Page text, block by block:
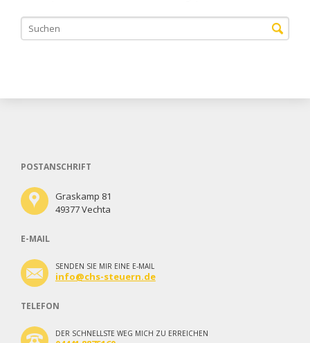
POSTANSCHRIFT
Graskamp 81
49377 Vechta
E-MAIL
SENDEN SIE MIR EINE E-MAIL
info@chs-steuern.de
TELEFON
DER SCHNELLSTE WEG MICH ZU ERREICHEN